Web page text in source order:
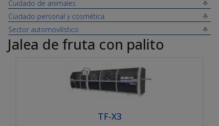
Cuidado de animales
Cuidado personal y cosmética
Sector automovilístico
Jalea de fruta con palito
TF-X3